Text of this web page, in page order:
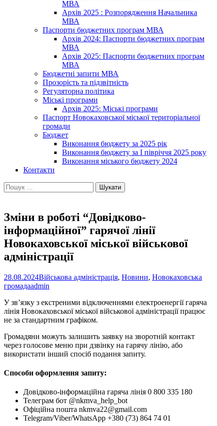
МВА
Архів 2025 : Розпорядження Начальника
МВА
Паспорти бюджетних програм МВА
Архів 2024: Паспорти бюджетних програм
МВА
Архів 2025: Паспорти бюджетних програм
МВА
Бюджетні запити МВА
Прозорість та підзвітність
Регуляторна політика
Міські програми
Архів 2025: Міські програми
Паспорт Новокаховської міської територіальної
громади
Бюджет
Виконання бюджету за 2025 рік
Виконання бюджету за І півріччя 2025 року
Виконання міського бюджету 2024
Контакти
Пошук:
Зміни в роботі “Довідково-
інформаційної” гарячої лінії
Новокаховської міської військової
адміністрації
28.08.2024Військова адміністрація, Новини, Новокаховська
громадаadmin
У зв’язку з екстреними відключеннями електроенергії гаряча
лінія Новокаховської міської військової адміністрації працює
не за стандартним графіком.
Громадяни можуть залишить заявку на зворотній контакт
через голосове меню при дзвінку на гарячу лінію, або
використати інший спосіб подання запиту.
Способи оформлення запиту:
Довідково-інформаційна гаряча лінія 0 800 335 180
Телеграм бот @nkmva_help_bot
Офіційна пошта nkmva22@gmail.com
Telegram/Viber/WhatsApp +380 (73) 864 74 01